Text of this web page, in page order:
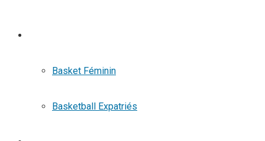
Basket Féminin
Basketball Expatriés